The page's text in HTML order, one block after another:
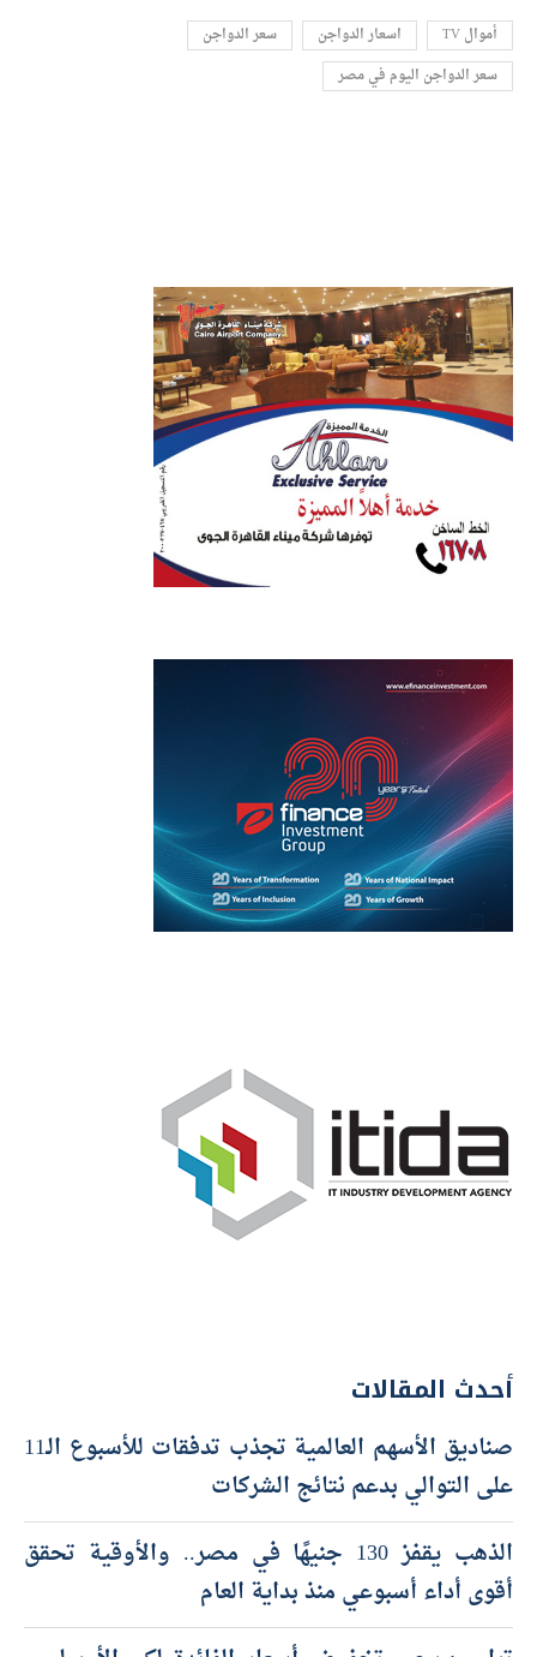
أموال TV اسعار الدواجن
سعر الدواجن
سعر الدواجن اليوم في مصر
أحدث المقالات
صناديق الأسهم العالمية تجذب تدفقات للأسبوع الـ11
على التوالي بدعم نتائج الشركات
الذهب يقفز 130 جنيهًا في مصر.. والأوقية تحقق
أقوى أداء أسبوعي منذ بداية العام